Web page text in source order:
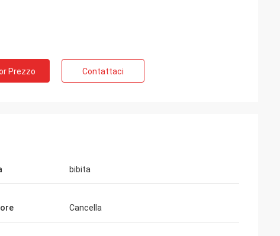
Prezzo Contattaci
bibita
Cancella